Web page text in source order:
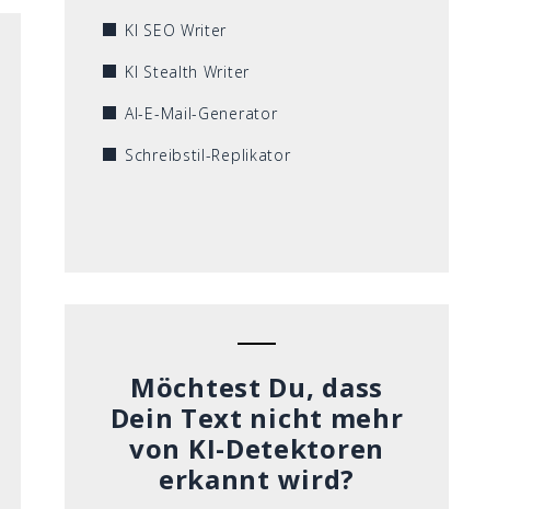
KI SEO Writer
KI Stealth Writer
AI-E-Mail-Generator
Schreibstil-Replikator
Möchtest Du, dass
Dein Text nicht mehr
von KI-Detektoren
erkannt wird?